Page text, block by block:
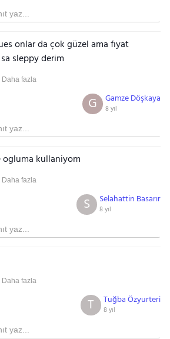
onlar da çok güzel ama fıyat
sleppy derim
Daha fazla
Gamze Döşkaya
8 yıl
G
ogluma kullaniyom
Daha fazla
Selahattin Basarır
8 yıl
S
Daha fazla
Tuğba Özyurteri
8 yıl
T